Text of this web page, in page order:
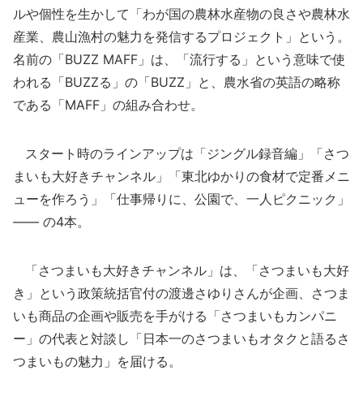
ルや個性を生かして「わが国の農林水産物の良さや農林水
産業、農山漁村の魅力を発信するプロジェクト」という。
名前の「BUZZ MAFF」は、「流行する」という意味で使
われる「BUZZる」の「BUZZ」と、農水省の英語の略称
である「MAFF」の組み合わせ。
スタート時のラインアップは「ジングル録音編」「さつ
まいも大好きチャンネル」「東北ゆかりの食材で定番メニ
ューを作ろう」「仕事帰りに、公園で、一人ピクニック」
―― の4本。
「さつまいも大好きチャンネル」は、「さつまいも大好
き」という政策統括官付の渡邊さゆりさんが企画、さつま
いも商品の企画や販売を手がける「さつまいもカンパニ
ー」の代表と対談し「日本一のさつまいもオタクと語るさ
つまいもの魅力」を届ける。